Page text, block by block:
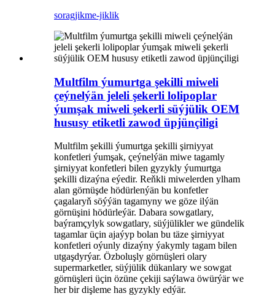
soragjikme-jiklik
Multfilm ýumurtga şekilli miweli
çeýnelýän jeleli şekerli lolipoplar
ýumşak miweli şekerli süýjülik OEM
hususy etiketli zawod üpjünçiligi
Multfilm şekilli ýumurtga şekilli şirniyyat
konfetleri ýumşak, çeýnelýän miwe tagamly
şirniyyat konfetleri bilen gyzykly ýumurtga
şekilli dizaýna eýedir. Reňkli miwelerden ylham
alan görnüşde hödürlenýän bu konfetler
çagalaryň söýýän tagamyny we göze ilýän
görnüşini hödürleýär. Dabara sowgatlary,
baýramçylyk sowgatlary, süýjülikler we gündelik
tagamlar üçin ajaýyp bolan bu täze şirniyyat
konfetleri oýunly dizaýny ýakymly tagam bilen
utgaşdyrýar. Özboluşly görnüşleri olary
supermarketler, süýjülik dükanlary we sowgat
görnüşleri üçin özüne çekiji saýlawa öwürýär we
her bir dişleme has gyzykly edýär.